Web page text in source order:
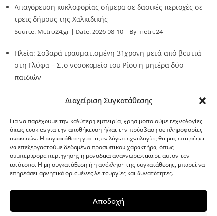
Διαχείριση Συγκατάθεσης
Για να παρέχουμε την καλύτερη εμπειρία, χρησιμοποιούμε τεχνολογίες
όπως cookies για την αποθήκευση ή/και την πρόσβαση σε πληροφορίες
συσκευών. Η συγκατάθεση για τις εν λόγω τεχνολογίες θα μας επιτρέψει
να επεξεργαστούμε δεδομένα προσωπικού χαρακτήρα, όπως
συμπεριφορά περιήγησης ή μοναδικά αναγνωριστικά σε αυτόν τον
ιστότοπο. Η μη συγκατάθεση ή η ανάκληση της συγκατάθεσης, μπορεί να
επηρεάσει αρνητικά ορισμένες λειτουργίες και δυνατότητες.
Αποδοχή
Απαγόρευση κυκλοφορίας σήμερα σε δασικές περιοχές σε
τρεις δήμους της Χαλκιδικής
Source: Metro24.gr Date: 2026-08-10 By metro24
Ηλεία: Σοβαρά τραυματισμένη 31χρονη μετά από βουτιά
στη Γλύφα – Στο νοσοκομείο του Ρίου η μητέρα δύο
παιδιών
G-point.gr